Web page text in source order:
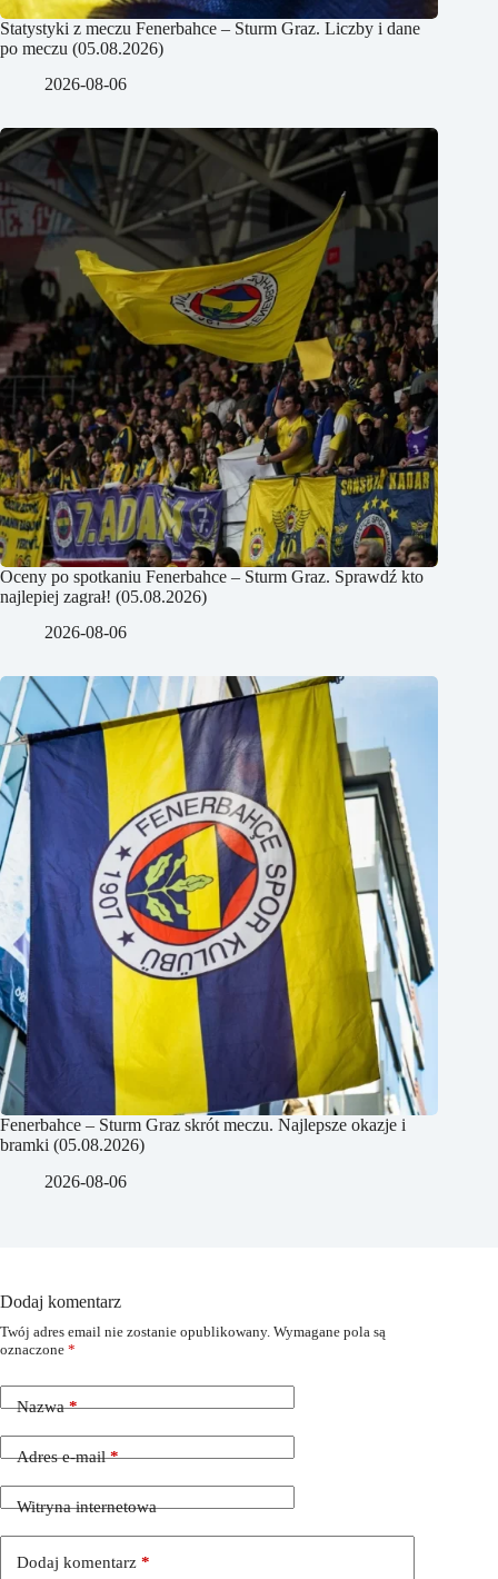
Statystyki z meczu Fenerbahce – Sturm Graz. Liczby i dane
po meczu (05.08.2026)
2026-08-06
Oceny po spotkaniu Fenerbahce – Sturm Graz. Sprawdź kto
najlepiej zagrał! (05.08.2026)
2026-08-06
Fenerbahce – Sturm Graz skrót meczu. Najlepsze okazje i
bramki (05.08.2026)
2026-08-06
Dodaj komentarz
Twój adres email nie zostanie opublikowany. Wymagane pola są
oznaczone *
Nazwa*
Adres e-mail*
Witryna internetowa
Dodaj komentarz *